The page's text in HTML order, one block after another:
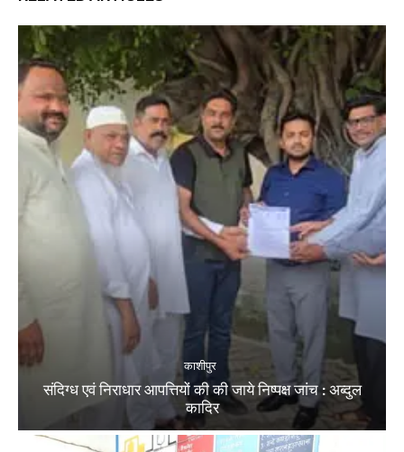
काशीपुर
संदिग्ध एवं निराधार आपत्तियों की की जाये निष्पक्ष जांच : अब्दुल
कादिर